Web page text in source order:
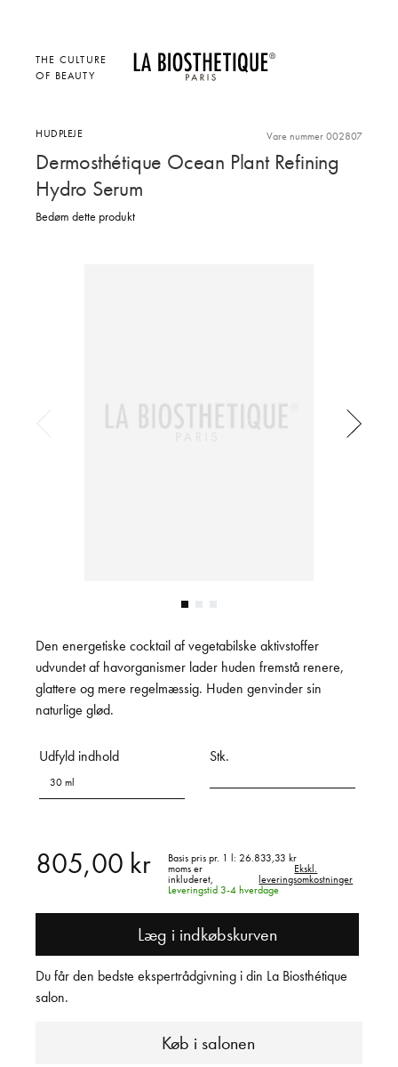
THE CULTURE
OF BEAUTY
HUDPLEJE Vare nummer 002807
Dermosthétique Ocean Plant Refining
Hydro Serum
Bedøm dette produkt
Den energetiske cocktail af vegetabilske aktivstoffer
udvundet af havorganismer lader huden fremstå renere,
glattere og mere regelmæssig. Huden genvinder sin
naturlige glød.
Udfyld indhold
30 ml
Stk.
805,00 kr Basis pris pr. 1 l: 26.833,33 kr
moms er
inkluderet,
Ekskl.
leveringsomkostninger
Leveringstid 3-4 hverdage
Læg i indkøbskurven
Køb i salonen
Du får den bedste ekspertrådgivning i din La Biosthétique
salon.